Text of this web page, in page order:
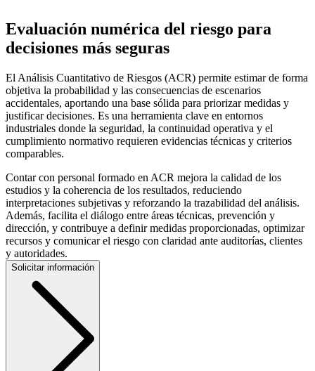
Evaluación numérica del riesgo para
decisiones más seguras
El Análisis Cuantitativo de Riesgos (ACR) permite estimar de forma
objetiva la probabilidad y las consecuencias de escenarios
accidentales, aportando una base sólida para priorizar medidas y
justificar decisiones. Es una herramienta clave en entornos
industriales donde la seguridad, la continuidad operativa y el
cumplimiento normativo requieren evidencias técnicas y criterios
comparables.
Contar con personal formado en ACR mejora la calidad de los
estudios y la coherencia de los resultados, reduciendo
interpretaciones subjetivas y reforzando la trazabilidad del análisis.
Además, facilita el diálogo entre áreas técnicas, prevención y
dirección, y contribuye a definir medidas proporcionadas, optimizar
recursos y comunicar el riesgo con claridad ante auditorías, clientes
y autoridades.
Solicitar información